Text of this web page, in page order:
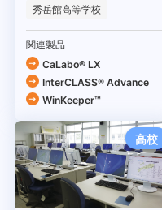
秀岳館高等学校
関連製品
CaLabo® LX
InterCLASS® Advance
WinKeeper™
高校